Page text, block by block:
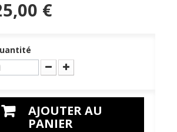
€
AJOUTER AU
PANIER